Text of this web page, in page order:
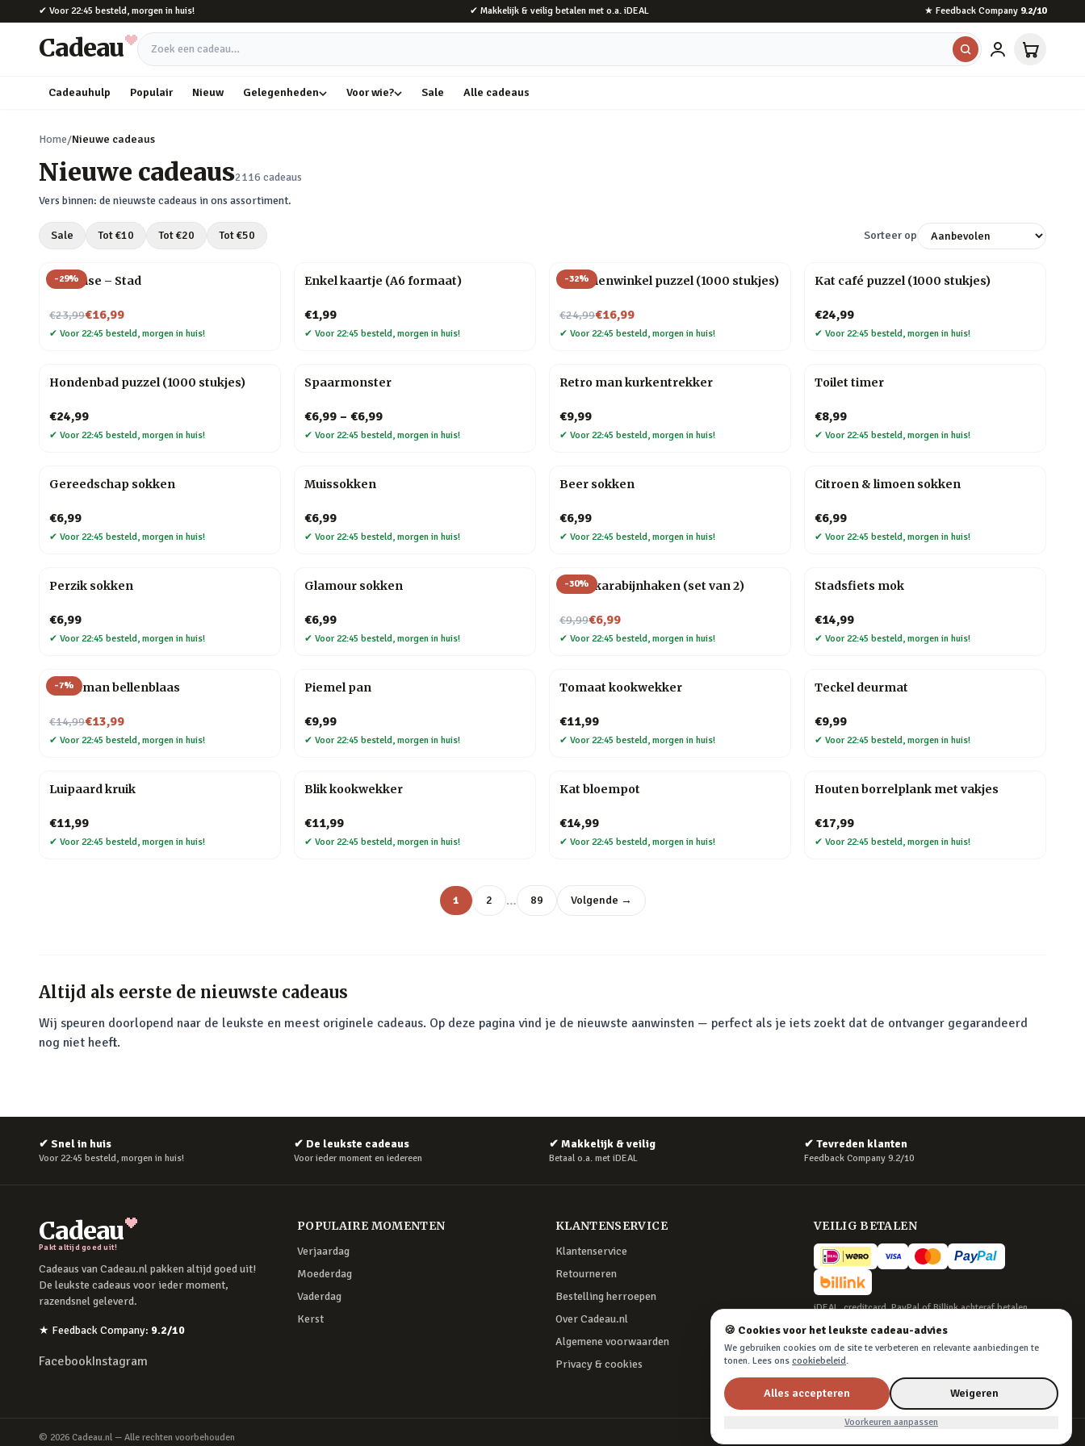
Naar hoofdinhoud
✔ Voor 22:45 besteld, morgen in huis! ✔ Makkelijk & veilig betalen met o.a. iDEAL ★ Feedback Company 9.2/10
Cadeau Zoek een cadeau
Cadeauhulp Populair Nieuw Gelegenheden Voor wie? Sale Alle cadeaus
Home/Nieuwe cadeaus
Nieuwe cadeaus2116 cadeaus
Vers binnen: de nieuwste cadeaus in ons assortiment.
Sale Tot €10 Tot €20 Tot €50 Sorteer op
-29%
Flip Vase – Stad
€23,99
Nu voor€16,99
✔ Voor 22:45 besteld, morgen in huis!
Enkel kaartje (A6 formaat)
€1,99
✔ Voor 22:45 besteld, morgen in huis!
-32%
Bloemenwinkel puzzel (1000 stukjes)
€24,99
Nu voor€16,99
✔ Voor 22:45 besteld, morgen in huis!
Kat café puzzel (1000 stukjes)
€24,99
✔ Voor 22:45 besteld, morgen in huis!
Hondenbad puzzel (1000 stukjes)
€24,99
✔ Voor 22:45 besteld, morgen in huis!
Spaarmonster
€6,99 – €6,99
✔ Voor 22:45 besteld, morgen in huis!
Retro man kurkentrekker
€9,99
✔ Voor 22:45 besteld, morgen in huis!
Toilet timer
€8,99
✔ Voor 22:45 besteld, morgen in huis!
Gereedschap sokken
€6,99
✔ Voor 22:45 besteld, morgen in huis!
Muissokken
€6,99
✔ Voor 22:45 besteld, morgen in huis!
Beer sokken
€6,99
✔ Voor 22:45 besteld, morgen in huis!
Citroen & limoen sokken
€6,99
✔ Voor 22:45 besteld, morgen in huis!
Perzik sokken
€6,99
✔ Voor 22:45 besteld, morgen in huis!
Glamour sokken
€6,99
✔ Voor 22:45 besteld, morgen in huis!
-30%
Hond karabijnhaken (set van 2)
€9,99
Nu voor€6,99
✔ Voor 22:45 besteld, morgen in huis!
Stadsfiets mok
€14,99
✔ Voor 22:45 besteld, morgen in huis!
-7%
Kerstman bellenblaas
€14,99
Nu voor€13,99
✔ Voor 22:45 besteld, morgen in huis!
Piemel pan
€9,99
✔ Voor 22:45 besteld, morgen in huis!
Tomaat kookwekker
€11,99
✔ Voor 22:45 besteld, morgen in huis!
Teckel deurmat
€9,99
✔ Voor 22:45 besteld, morgen in huis!
Luipaard kruik
€11,99
✔ Voor 22:45 besteld, morgen in huis!
Blik kookwekker
€11,99
✔ Voor 22:45 besteld, morgen in huis!
Kat bloempot
€14,99
✔ Voor 22:45 besteld, morgen in huis!
Houten borrelplank met vakjes
€17,99
✔ Voor 22:45 besteld, morgen in huis!
1 2 … 89 Volgende →
Altijd als eerste de nieuwste cadeaus
Wij speuren doorlopend naar de leukste en meest originele cadeaus. Op deze pagina vind je de nieuwste aanwinsten — perfect als je iets zoekt dat de ontvanger gegarandeerd
nog niet heeft.
✔ Snel in huis
Voor 22:45 besteld, morgen in huis!
✔ De leukste cadeaus
Voor ieder moment en iedereen
✔ Makkelijk & veilig
Betaal o.a. met iDEAL
✔ Tevreden klanten
Feedback Company 9.2/10
Cadeau
Pakt altijd goed uit!
Cadeaus van Cadeau.nl pakken altijd goed uit!
De leukste cadeaus voor ieder moment,
razendsnel geleverd.
★ Feedback Company: 9.2/10
FacebookInstagram
POPULAIRE MOMENTEN
Verjaardag
Moederdag
Vaderdag
Kerst
KLANTENSERVICE
Klantenservice
Retourneren
Bestelling herroepen
Over Cadeau.nl
Algemene voorwaarden
Privacy & cookies
VEILIG BETALEN
iDEAL, creditcard, PayPal of Billink achteraf betalen
BEZORGING
Voor 22:45 besteld, morgen in huis. Tot 365
dagen retourneren.
© 2026 Cadeau.nl — Alle rechten voorbehouden
🍪 Cookies voor het leukste cadeau-advies
We gebruiken cookies om de site te verbeteren en relevante aanbiedingen te
tonen. Lees ons cookiebeleid.
Alles accepteren Weigeren
Voorkeuren aanpassen